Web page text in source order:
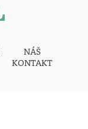
NÁŠ
KONTAKT